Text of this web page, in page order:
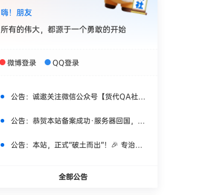
嗨！朋友
所有的伟大，都源于一个勇敢的开始
微博登录 QQ登录
公告： 诚邀关注微信公众号【货代QA社】，获取更多实时干货！
公告： 恭贺本站备案成功·服务器回国，焕新上线！
公告： 本站，正式“破土而出”！🎉 专治货代“水土不服”！🎉🎉🎉
全部公告